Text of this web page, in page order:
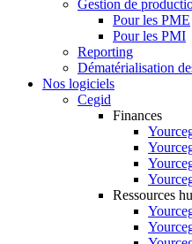
Gestion de
Pour les PME
Pour les PMI
Reporting
Dématérialisation
Nos logiciels
Cegid
Finances
Ressources